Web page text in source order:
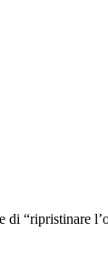
“ripristinare